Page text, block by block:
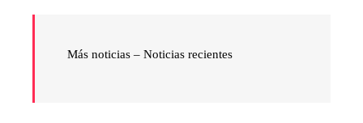
Más noticias – Noticias recientes